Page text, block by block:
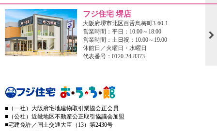
フジ住宅 堺店
大阪府堺市北区百舌鳥梅町3-60-1
営業時間：平日：10:00～18:00
営業時間：土日祝：10:00～19:00
休館日／火曜日・水曜日
代表番号：0120-24-8373
■（一社）大阪府宅地建物取引業協会正会員
■（公社）近畿地区不動産公正取引協議会加盟
■宅建免許／国土交通大臣（13）第2430号